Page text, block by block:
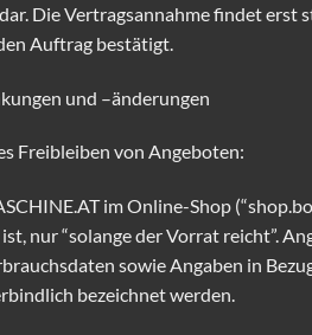
Die Vertragsannahme findet erst
Auftrag bestätigt.
und –änderungen
Freibleiben von Angeboten:
im Online-Shop
nur “solange der Vorrat reicht”.
sowie Angaben in
bezeichnet werden.